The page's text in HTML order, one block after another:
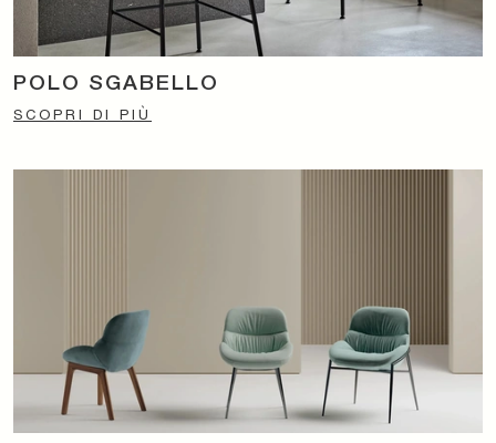
POLO SGABELLO
SCOPRI DI PIÙ